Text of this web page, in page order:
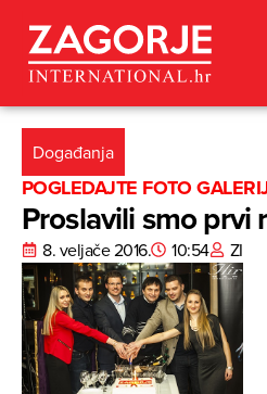
Događanja
POGLEDAJTE FOTO
Proslavili smo prvi
8. veljače 2016. 10:54 ZI